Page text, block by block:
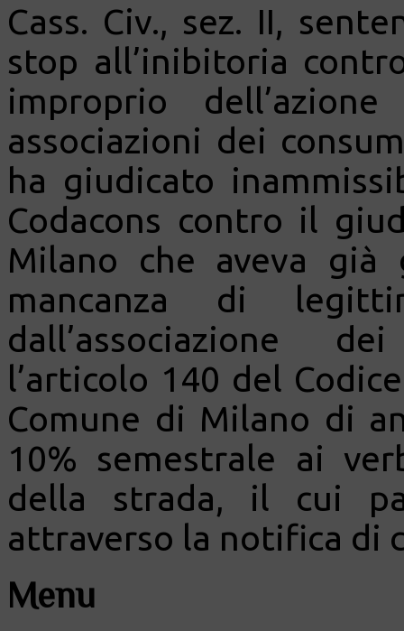
Cass. Civ., sez. II,
stop all’inibitoria
improprio
associazioni dei
ha giudicato
Codacons contro il
Milano che aveva già
mancanza di
dall’associazione
l’articolo 140 del
Comune di Milano di
10% semestrale ai
della strada, il cui
attraverso la notifica di
Menu